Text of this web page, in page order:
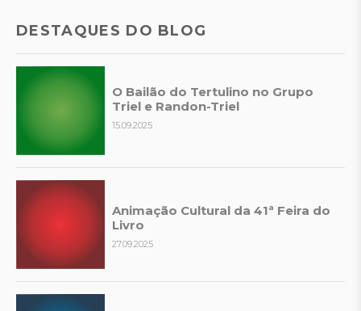
DESTAQUES DO BLOG
O Bailão do Tertulino no Grupo
Triel e Randon-Triel
15.09.2025
Animação Cultural da 41ª Feira do
Livro
27.09.2025